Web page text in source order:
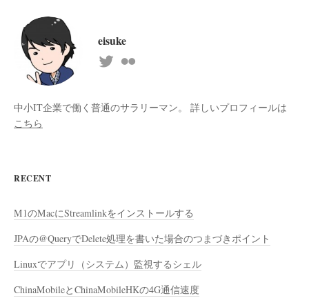
eisuke
中小IT企業で働く普通のサラリーマン。 詳しいプロフィールは
こちら
RECENT
M1のMacにStreamlinkをインストールする
JPAの@QueryでDelete処理を書いた場合のつまづきポイント
Linuxでアプリ（システム）監視するシェル
ChinaMobileとChinaMobileHKの4G通信速度